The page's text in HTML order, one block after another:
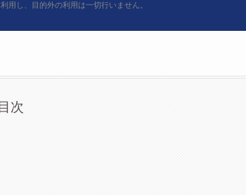
用し、目的外の利用は一切行いません。
目次